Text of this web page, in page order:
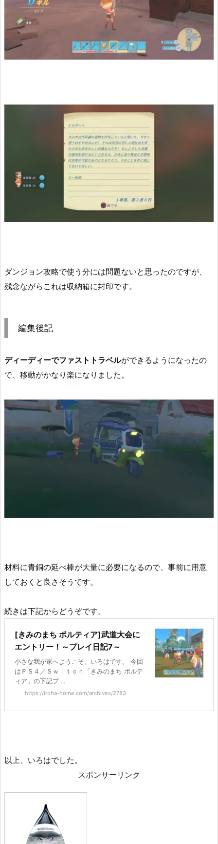
ダンジョン攻略で使う分には問題ないと思ったのですが、
残念ながらこれは収納箱に封印です。
編集後記
ディーディーでファストトラベルができるようになったの
で、移動がかなり楽になりました。
材料に青銅の延べ棒が大量に必要になるので、事前に用意
しておくと良さそうです。
続きは下記からどうぞです。
[きみのまち ポルティア]武道大会に
エントリー！～プレイ日記7～
小さな我が家へようこそ。いろはです。 今回
はＰＳ４／Ｓｗｉｔｃｈ「きみのまち ポルテ
ィア」の下記プ ...
https://iroha-home.com/archives/2783
以上、いろはでした。
スポンサーリンク